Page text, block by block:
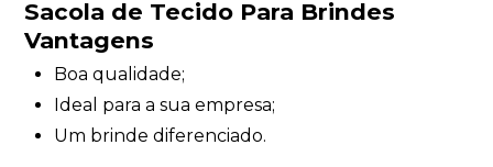
Sacola de Tecido Para Brindes
Vantagens
Boa qualidade;
Ideal para a sua empresa;
Um brinde diferenciado.